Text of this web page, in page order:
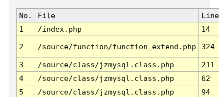
No. File
Line
1
/index.php 14
2 /source/function/function_extend.php 324
3 /source/class/jzmysql.class.php
211
4
/source/class/jzmysql.class.php
62
5
/source/class/jzmysql.class.php
94